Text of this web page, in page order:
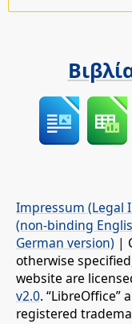
Impressum (Legal
(non-binding
German version) |
otherwise
website are
v2.0. “LibreOffice”
registered